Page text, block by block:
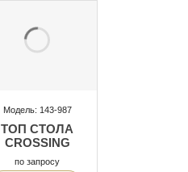
Модель: 143-987
ТОП СТОЛА
CROSSING
по запросу